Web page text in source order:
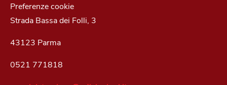
Preferenze cookie
Strada Bassa dei Folli, 3
43123 Parma
0521 771818